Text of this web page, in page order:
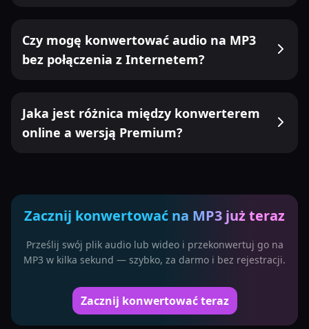
Czy mogę konwertować audio na MP3
bez połączenia z Internetem?
Jaka jest różnica między konwerterem
online a wersją Premium?
Zacznij konwertować na MP3 już teraz
Prześlij swój plik audio lub wideo i przekonwertuj go na
MP3 w kilka sekund — szybko, za darmo i bez rejestracji.
Zacznij konwertować teraz